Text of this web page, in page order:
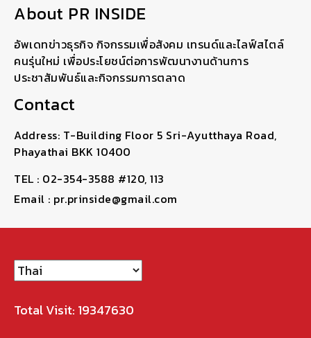
About PR INSIDE
อัพเดทข่าวธุรกิจ กิจกรรมเพื่อสังคม เทรนด์และไลฟ์สไตล์
คนรุ่นใหม่ เพื่อประโยชน์ต่อการพัฒนางานด้านการ
ประชาสัมพันธ์และกิจกรรมการตลาด
Contact
Address: T-Building Floor 5 Sri-Ayutthaya Road,
Phayathai BKK 10400
TEL : 02-354-3588 #120, 113
Email : pr.prinside@gmail.com
Total Visit: 19347630